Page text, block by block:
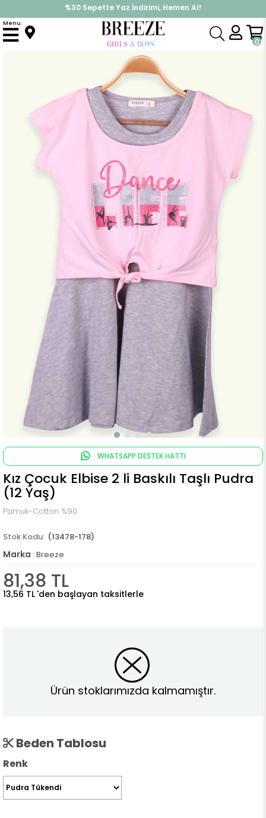
%30 Sepette Yaz İndirimi, Hemen Al!
İndirimlere ek %10 İndirimi Kap, Hemen Üye Ol!
0
Menu
Anasayfa Elbise Modelleri Yazlık Elbise Kız Çocuk Elbise 2 li Baskılı Taşlı Pudra (12 Yaş)
WHATSAPP DESTEK HATTI
Kız Çocuk Elbise 2 li Baskılı Taşlı Pudra
(12 Yaş)
Pamuk-Cotton %90
(13478-178)
Marka : Breeze
81,38 TL
13,56 TL 'den başlayan taksitlerle
Ürün stoklarımızda kalmamıştır.
Beden Tablosu
Renk